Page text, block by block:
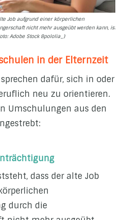
Job aufgrund einer körperlichen
nicht mehr ausgeübt werden kann, ist
Adobe Stock 8pololia_)
in der Elternzeit
dafür, sich in oder
neu zu orientieren.
Umschulungen aus den
dass der alte Job
durch die